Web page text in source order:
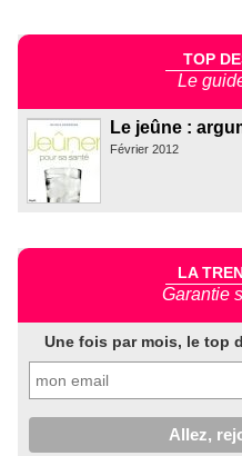
TOP
Le
Le jeûne :
Février 2012
LA
Garantie
Une fois par mois, le top